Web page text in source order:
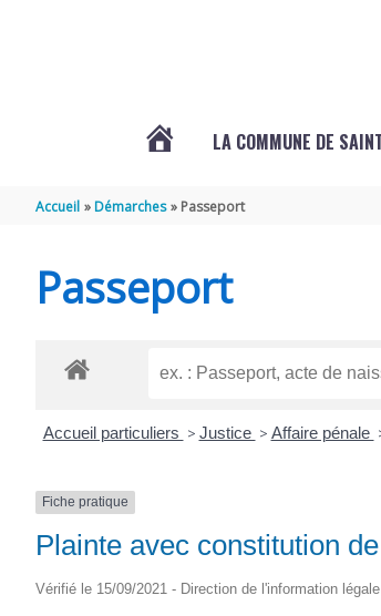
SAINT-
LA COMMUNE DE
Accueil Démarches Passeport
Passeport
Accueil particuliers > Justice > Affaire pénale
Fiche pratique
Plainte avec constitution
Vérifié le 15/09/2021 - Direction de l'information